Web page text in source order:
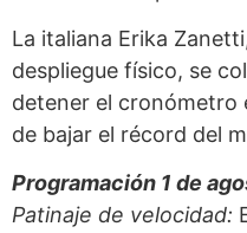
La italiana Erika
despliegue físico, se
detener el cronómetro
de bajar el récord del
Programación 1 de
Patinaje de velocidad: